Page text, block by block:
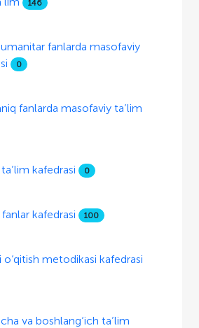
146
fanlarda masofaviy
0
fanlarda masofaviy ta’lim
kafedrasi 0
kafedrasi 100
metodikasi kafedrasi
va boshlang‘ich ta’lim